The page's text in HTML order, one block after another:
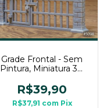
Grade Frontal - Sem
Pintura, Miniatura 3D
Mesa
R$39,90
R$37,91 com Pix